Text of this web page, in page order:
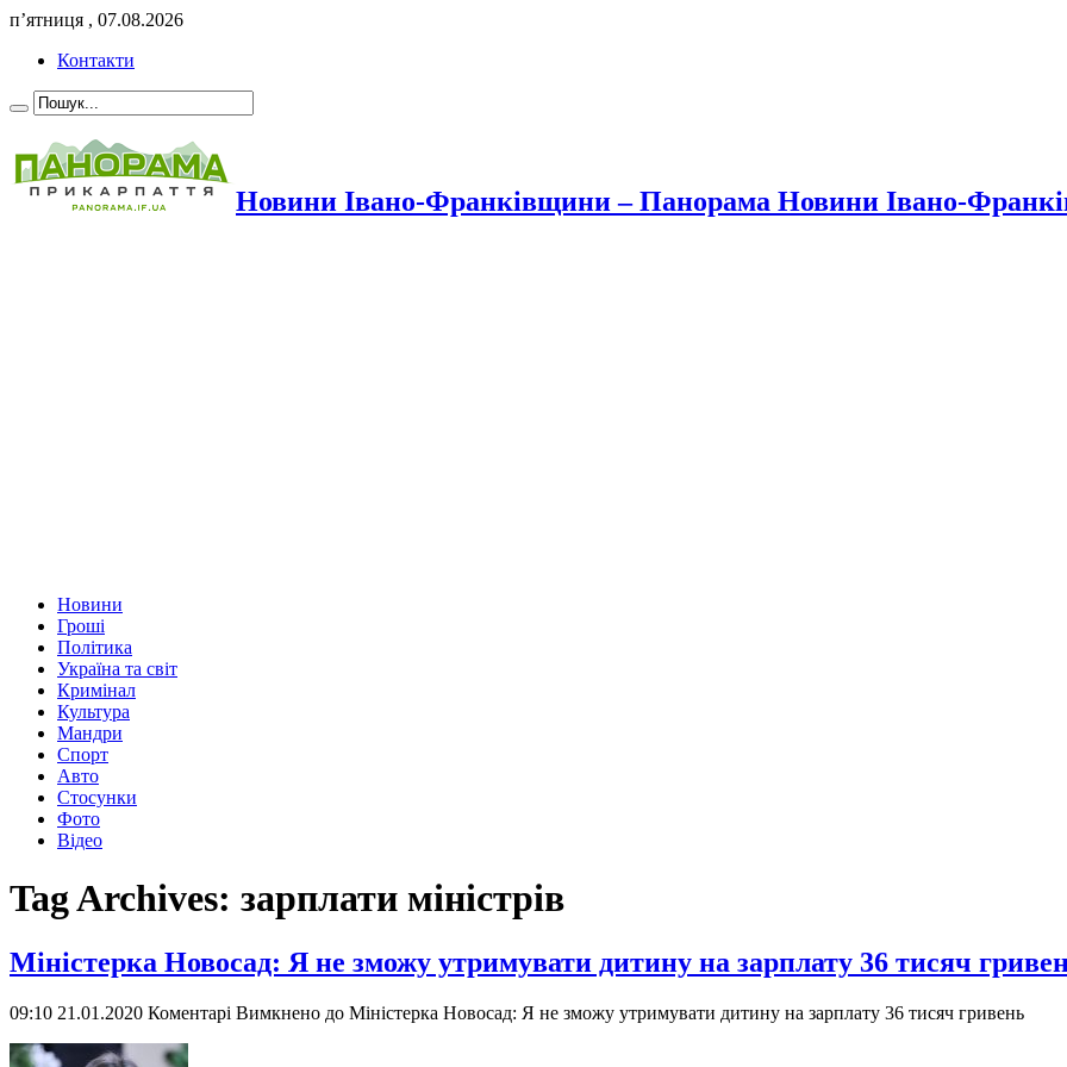
п’ятниця , 07.08.2026
Контакти
Новини Івано-Франківщини – Панорама Новини Івано-
Новини
Гроші
Політика
Україна та світ
Кримінал
Культура
Мандри
Спорт
Авто
Стосунки
Фото
Відео
Tag Archives: зарплати міністрів
Міністерка Новосад: Я не зможу утримувати дитину на зарплату 36 тисяч
09:10 21.01.2020 Коментарі Вимкнено до Міністерка Новосад: Я не зможу утримувати дитину на зарплату 36 тисяч гривень